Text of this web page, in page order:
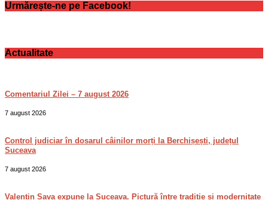
Urmărește-ne pe Facebook!
Actualitate
Comentariul Zilei – 7 august 2026
7 august 2026
Control judiciar în dosarul câinilor morți la Berchișești, județul
Suceava
7 august 2026
Valentin Sava expune la Suceava. Pictură între tradiție și modernitate